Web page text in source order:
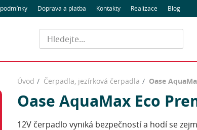
podmínky Doprava a platba Kontakty Realizace Blog
Hledat
Úvod Čerpadla, jezírková čerpadla Oase
Oase AquaMax Eco
12V čerpadlo vyniká bezpečností a hodí se